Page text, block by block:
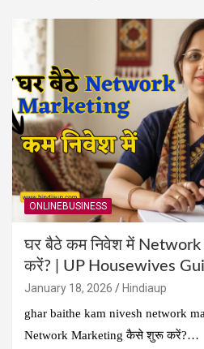
ONLINEBUSINESS
घर बैठे कम निवेश में
करें? | UP Housewives
January 18, 2026
Hindiaup
ghar baithe kam nivesh network
Network Marketing कैसे शुरू करें?…